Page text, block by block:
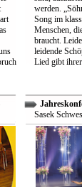
werden.
Song im
Menschen,
braucht.
leidende
Lied gibt
Sasek